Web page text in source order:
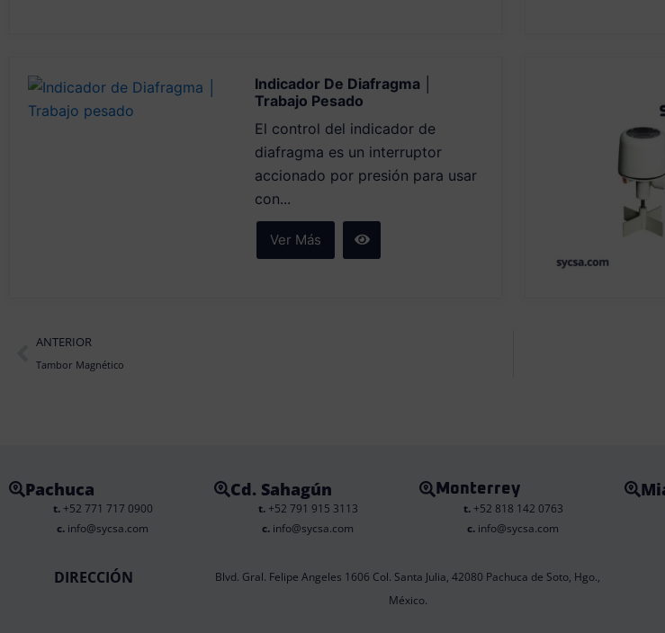
Indicador De Diafragma │
Trabajo Pesado
El control del indicador de
diafragma es un interruptor
accionado por presión para usar
con...
Ver Más
Prev
ANTERIOR
Tambor Magnético
Pachuca
t.+52 771 717 0900
c. info@sycsa.com
Cd. Sahagún
t.+52 791 915 3113
c. info@sycsa.com
Monterrey
t.+52 818 142 0763
c. info@sycsa.com
DIRECCIÓN
Blvd. Gral. Felipe Angeles 1606 Col. Santa Julia, 42080 Pachuca de Soto, Hgo.,
México.